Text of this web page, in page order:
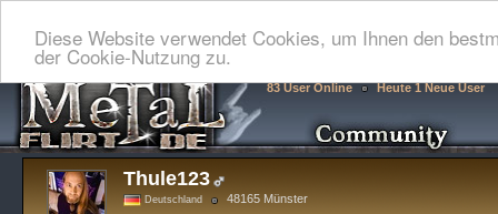
Diese Website verwendet Cookies, um Ihnen den
der Cookie-Nutzung zu.
83 User Online Heute 1 Neue User
Thule123
Deutschland 48165 Münster